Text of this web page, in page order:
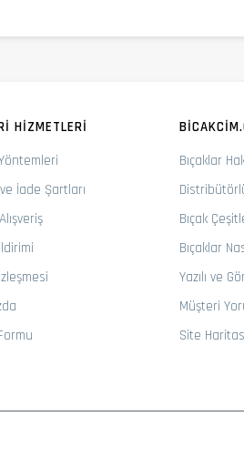
HIZMETLERI
İade Şartları
Bıçaklar
Bıçak
Bıçaklar
Yazılı ve
Müşteri
Site